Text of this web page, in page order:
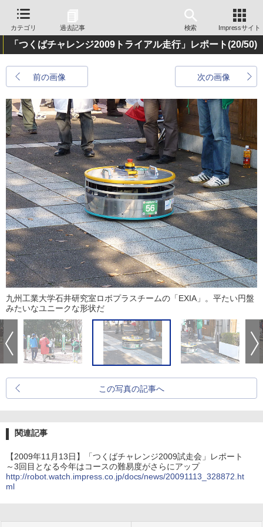
カテゴリ 過去記事 検索 Impressサイト
「つくばチャレンジ2009トライアル走行」レポート(20/50)
前の画像 次の画像
九州工業大学石井研究室ロボプラスチームの「EXIA」。平たい円盤
みたいなユニークな形状だ
この写真の記事へ
関連記事
【2009年11月13日】「つくばチャレンジ2009試走会」レポート
～3回目となる今年はコースの難易度がさらにアップ
http://robot.watch.impress.co.jp/docs/news/20091113_328872.ht
ml